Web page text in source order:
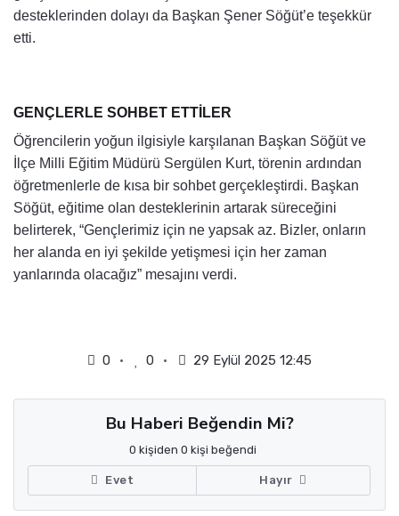
desteklerinden dolayı da Başkan Şener Söğüt’e teşekkür
etti.
GENÇLERLE SOHBET ETTİLER
Öğrencilerin yoğun ilgisiyle karşılanan Başkan Söğüt ve
İlçe Milli Eğitim Müdürü Sergülen Kurt, törenin ardından
öğretmenlerle de kısa bir sohbet gerçekleştirdi. Başkan
Söğüt, eğitime olan desteklerinin artarak süreceğini
belirterek, “Gençlerimiz için ne yapsak az. Bizler, onların
her alanda en iyi şekilde yetişmesi için her zaman
yanlarında olacağız” mesajını verdi.
0 0 29 Eylül 2025 12:45
Bu Haberi Beğendin Mi?
0 kişiden 0 kişi beğendi
Evet Hayır